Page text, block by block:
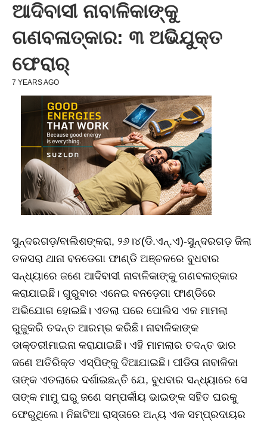
ଆଦିବାସୀ ନାବାଳିକାଙ୍କୁ
ଗଣବଳାତ୍କାର: ୩ ଅଭିଯୁକ୍ତ
ଫେରାର୍‌
7 YEARS AGO
ସୁନ୍ଦରଗଡ଼/ବାଲିଶଙ୍କରା, ୨୬।୪(ଡି.ଏନ୍‌.ଏ)-ସୁନ୍ଦରଗଡ଼ ଜିଲା
ତଳସରା ଥାନା ବନଡେଗା ଫାଣ୍ଡି ଅଞ୍ଚଳରେ ବୁଧବାର
ସନ୍ଧ୍ୟାରେ ଜଣେ ଆଦିବାସୀ ନାବାଳିକାଙ୍କୁ ଗଣବଳାତ୍କାର
କରାଯାଇଛି। ଗୁରୁବାର ଏନେଇ ବନଡ଼େଗା ଫାଣ୍ଡିରେ
ଅଭିଯୋଗ ହୋଇଛି। ଏତଲା ପରେ ପୋଲିସ ଏକ ମାମଲା
ରୁଜୁକରି ତଦନ୍ତ ଆରମ୍ଭ କରିଛି। ନାବାଳିକାଙ୍କ
ଡାକ୍ତରୀମାଇନା କରାଯାଇଛି। ଏହି ମାମଲାର ତଦନ୍ତ ଭାର
ଜଣେ ଅତିରିକ୍ତ ଏସ୍‌ପିଙ୍କୁ ଦିଆଯାଇଛି। ପୀଡିତା ନାବାଳିକା
ତାଙ୍କ ଏତଲାରେ ଦର୍ଶାଇଛନ୍ତି ଯେ, ବୁଧବାର ସନ୍ଧ୍ୟାରେ ସେ
ତାଙ୍କ ମାମୁ ଘରୁ ଜଣେ ସମ୍ପର୍କୀୟ ଭାଇଙ୍କ ସହିତ ଘରକୁ
ଫେରୁଥିଲେ। ନିଛାଟିଆ ରାସ୍ତାରେ ଅନ୍ୟ ଏକ ସମ୍ପ୍ରଦାୟର